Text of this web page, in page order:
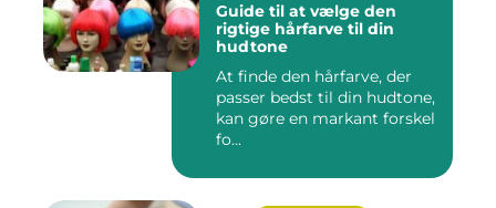
Guide til at vælge den
rigtige hårfarve til din
hudtone
At finde den hårfarve, der
passer bedst til din hudtone,
kan gøre en markant forskel
fo...